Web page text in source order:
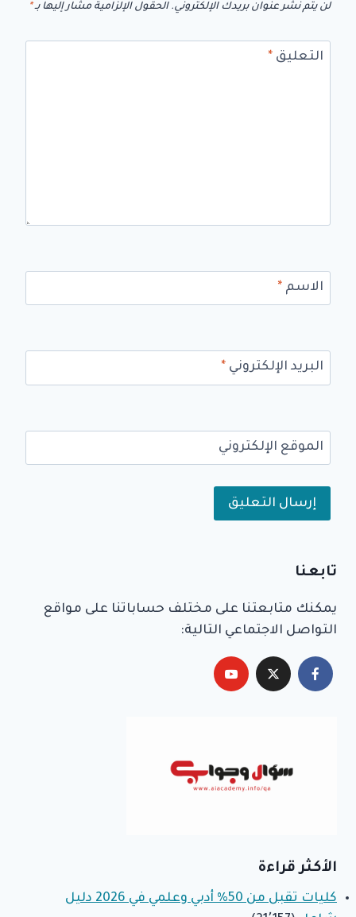
لن يتم نشر عنوان بريدك الإلكتروني. الحقول الإلزامية مشار إليها بـ*
التعليق *
الاسم *
البريد الإلكتروني *
الموقع الإلكتروني
تابعنا
يمكنك متابعتنا على مختلف حساباتنا على مواقع
التواصل الاجتماعي التالية:
الأكثر قراءة
كليات تقبل من 50% أدبي وعلمي في 2026 دليل